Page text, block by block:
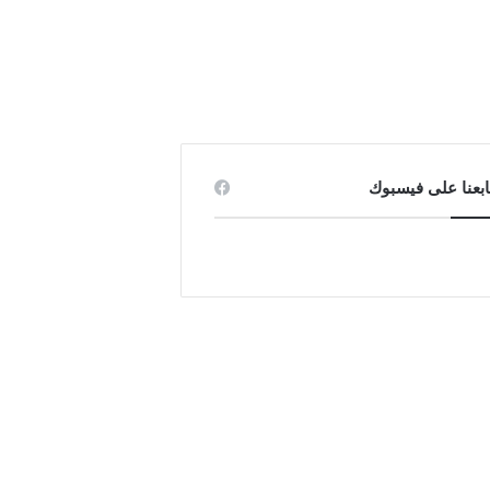
على فيسبوك